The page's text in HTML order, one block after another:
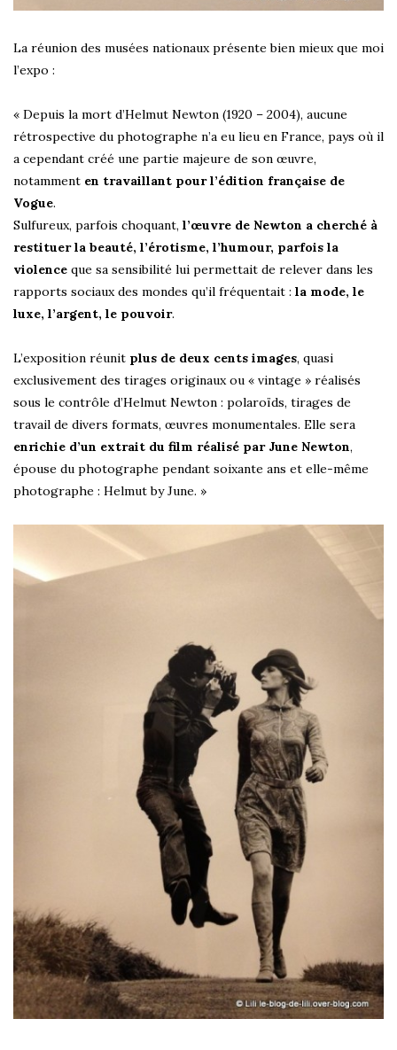
La réunion des musées nationaux présente bien mieux que moi
l’expo :
« Depuis la mort d’Helmut Newton (1920 – 2004), aucune
rétrospective du photographe n’a eu lieu en France, pays où il
a cependant créé une partie majeure de son œuvre,
notamment en travaillant pour l’édition française de
Vogue.
Sulfureux, parfois choquant, l’œuvre de Newton a cherché à
restituer la beauté, l’érotisme, l’humour, parfois la
violence que sa sensibilité lui permettait de relever dans les
rapports sociaux des mondes qu’il fréquentait : la mode, le
luxe, l’argent, le pouvoir.
L’exposition réunit plus de deux cents images, quasi
exclusivement des tirages originaux ou « vintage » réalisés
sous le contrôle d’Helmut Newton : polaroïds, tirages de
travail de divers formats, œuvres monumentales. Elle sera
enrichie d’un extrait du film réalisé par June Newton,
épouse du photographe pendant soixante ans et elle-même
photographe : Helmut by June. »